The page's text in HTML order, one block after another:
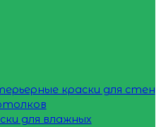
краски для стен
для влажных